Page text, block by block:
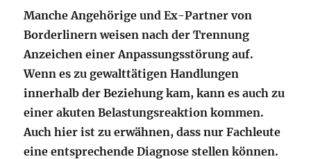
Manche Angehörige und Ex-Partner von
Borderlinern weisen nach der Trennung
Anzeichen einer Anpassungsstörung auf.
Wenn es zu gewalttätigen Handlungen
innerhalb der Beziehung kam, kann es auch zu
einer akuten Belastungsreaktion kommen.
Auch hier ist zu erwähnen, dass nur Fachleute
eine entsprechende Diagnose stellen können.